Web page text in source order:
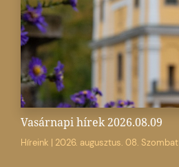
Vasárnapi hírek 2026.08.09
Híreink | 2026. augusztus. 08. Szombat